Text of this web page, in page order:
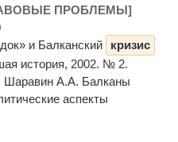
ПРОБЛЕМЫ]
и Балканский
кризис
история, 2002. № 2.
А.А. Балканы
аспекты